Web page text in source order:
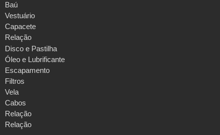
Baú
Vestuário
Capacete
Relação
Disco e Pastilha
Óleo e Lubrificante
Escapamento
Filtros
Vela
Cabos
Relação
Relação